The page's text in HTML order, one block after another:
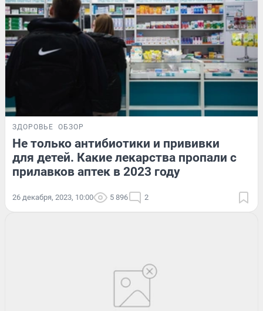
ЗДОРОВЬЕ ОБЗОР
Не только антибиотики и прививки
для детей. Какие лекарства пропали с
прилавков аптек в 2023 году
26 декабря, 2023, 10:00 5 896 2